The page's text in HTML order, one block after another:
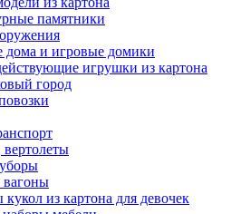
памятники
дома и игровые домики
игрушки из картона
город
из картона для девочек